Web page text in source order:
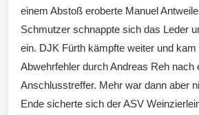
einem Abstoß eroberte Manuel
Schmutzer schnappte sich das Leder
ein. DJK Fürth kämpfte weiter und kam
Abwehrfehler durch Andreas Reh nach
Anschlusstreffer. Mehr war dann aber
Ende sicherte sich der ASV